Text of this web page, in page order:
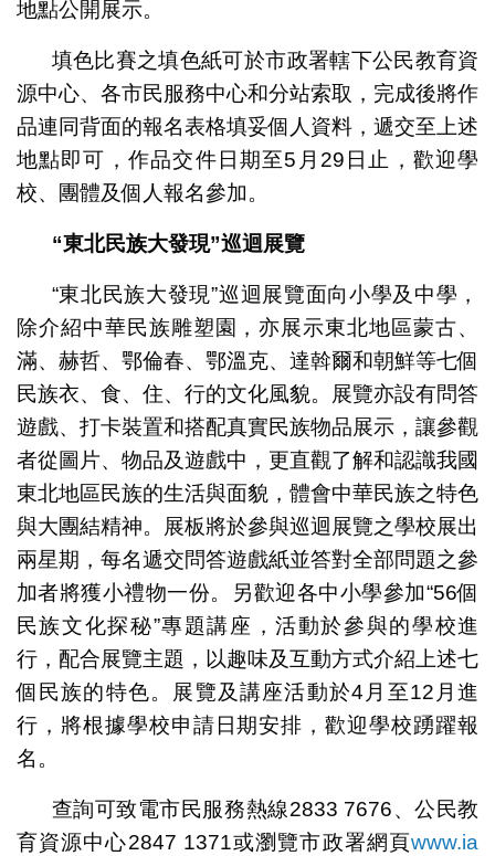
地點公開展示。
填色比賽之填色紙可於市政署轄下公民教育資
源中心、各市民服務中心和分站索取，完成後將作
品連同背面的報名表格填妥個人資料，遞交至上述
地點即可，作品交件日期至5月29日止，歡迎學
校、團體及個人報名參加。
“東北民族大發現”巡迴展覽
“東北民族大發現”巡迴展覽面向小學及中學，
除介紹中華民族雕塑園，亦展示東北地區蒙古、
滿、赫哲、鄂倫春、鄂溫克、達斡爾和朝鮮等七個
民族衣、食、住、行的文化風貌。展覽亦設有問答
遊戲、打卡裝置和搭配真實民族物品展示，讓參觀
者從圖片、物品及遊戲中，更直觀了解和認識我國
東北地區民族的生活與面貌，體會中華民族之特色
與大團結精神。展板將於參與巡迴展覽之學校展出
兩星期，每名遞交問答遊戲紙並答對全部問題之參
加者將獲小禮物一份。另歡迎各中小學參加“56個
民族文化探秘”專題講座，活動於參與的學校進
行，配合展覽主題，以趣味及互動方式介紹上述七
個民族的特色。展覽及講座活動於4月至12月進
行，將根據學校申請日期安排，歡迎學校踴躍報
名。
查詢可致電市民服務熱線2833 7676、公民教
育資源中心2847 1371或瀏覽市政署網頁www.ia